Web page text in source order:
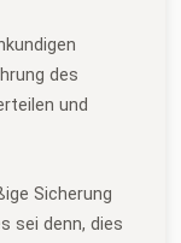
des
und
Sicherung
sei denn, dies